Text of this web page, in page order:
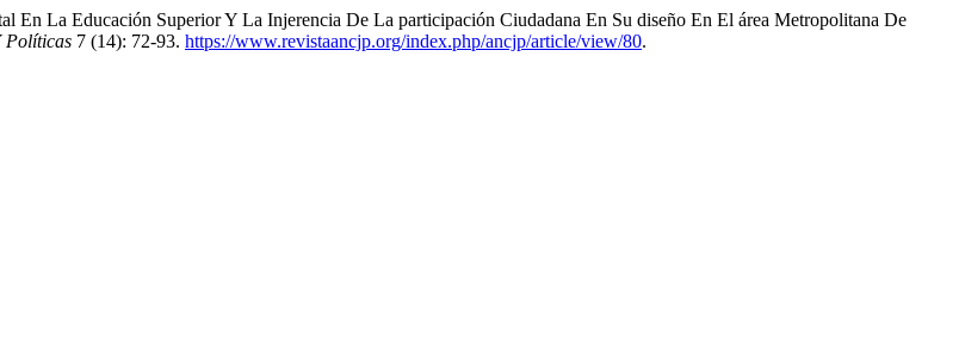
En La Educación Superior Y La Injerencia De La participación Ciudadana En Su diseño En El área Metropolitana De
Políticas 7 (14): 72-93. https://www.revistaancjp.org/index.php/ancjp/article/view/80.